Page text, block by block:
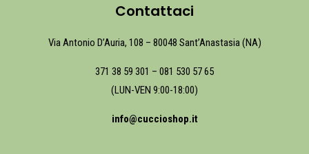
Contattaci
Via Antonio D’Auria, 108 – 80048 Sant’Anastasia (NA)
371 38 59 301 – 081 530 57 65
(LUN-VEN 9:00-18:00)
info@cuccioshop.it